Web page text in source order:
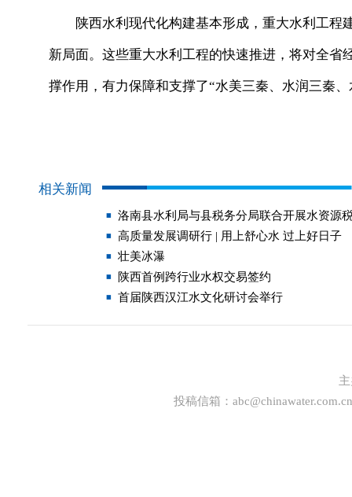
陕西水利现代化构建基本形成，重大水利工程
新局面。这些重大水利工程的快速推进，将对全
撑作用，有力保障和支撑了“水美三秦、水润三秦
相关新闻
洛南县水利局与县税务分局联合开展水资源
高质量发展调研行 | 用上舒心水 过上好日子
壮美冰瀑
陕西首例跨行业水权交易签约
首届陕西汉江水文化研讨会举行
投稿信箱： abc@chinawater.com.cn